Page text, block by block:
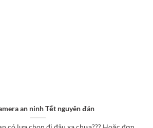
an ninh Tết nguyên đán